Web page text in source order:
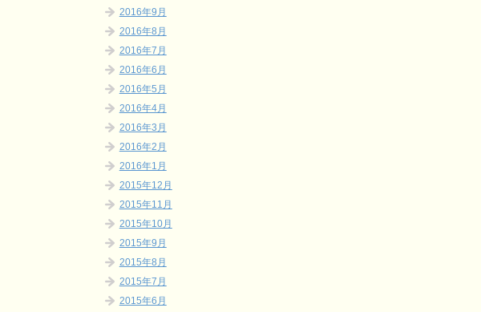
2016年9月
2016年8月
2016年7月
2016年6月
2016年5月
2016年4月
2016年3月
2016年2月
2016年1月
2015年12月
2015年11月
2015年10月
2015年9月
2015年8月
2015年7月
2015年6月